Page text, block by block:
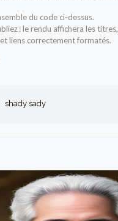
du code ci‑dessus.
: le rendu affichera les titres,
liens correctement formatés.
shady sady